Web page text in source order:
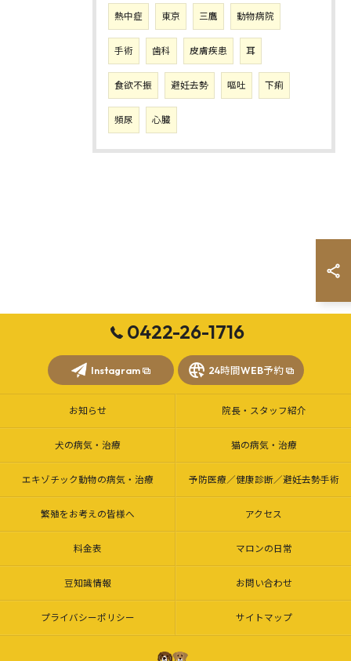
熱中症 東京 三鷹 動物病院
手術 歯科 皮膚疾患 耳
食欲不振 避妊去勢 嘔吐 下痢
頻尿 心臓
0422-26-1716
Instagram 24時間WEB予約
お知らせ 院長・スタッフ紹介
犬の病気・治療 猫の病気・治療
エキゾチック動物の病気・治療 予防医療／健康診断／避妊去勢手術
繁殖をお考えの皆様へ アクセス
料金表 マロンの日常
豆知識情報 お問い合わせ
プライバシーポリシー サイトマップ